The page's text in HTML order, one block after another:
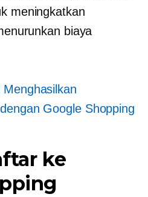
meningkatkan
biaya
Google Shopping
ke